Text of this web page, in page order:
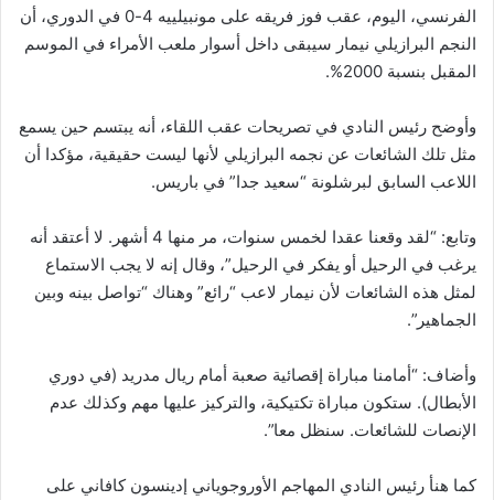
الفرنسي، اليوم، عقب فوز فريقه على مونبيلييه 4-0 في الدوري، أن
النجم البرازيلي نيمار سيبقى داخل أسوار ملعب الأمراء في الموسم
المقبل بنسبة 2000%.
وأوضح رئيس النادي في تصريحات عقب اللقاء، أنه يبتسم حين يسمع
مثل تلك الشائعات عن نجمه البرازيلي لأنها ليست حقيقية، مؤكدا أن
اللاعب السابق لبرشلونة “سعيد جدا” في باريس.
وتابع: “لقد وقعنا عقدا لخمس سنوات، مر منها 4 أشهر. لا أعتقد أنه
يرغب في الرحيل أو يفكر في الرحيل”، وقال إنه لا يجب الاستماع
لمثل هذه الشائعات لأن نيمار لاعب “رائع” وهناك “تواصل بينه وبين
الجماهير”.
وأضاف: “أمامنا مباراة إقصائية صعبة أمام ريال مدريد (في دوري
الأبطال). ستكون مباراة تكتيكية، والتركيز عليها مهم وكذلك عدم
الإنصات للشائعات. سنظل معا”.
كما هنأ رئيس النادي المهاجم الأوروجوياني إدينسون كافاني على